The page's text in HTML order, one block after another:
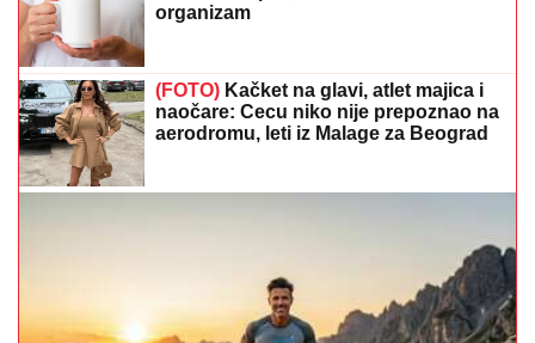
organizam
(FOTO) Kačket na glavi, atlet majica i
naočare: Cecu niko nije prepoznao na
aerodromu, leti iz Malage za Beograd